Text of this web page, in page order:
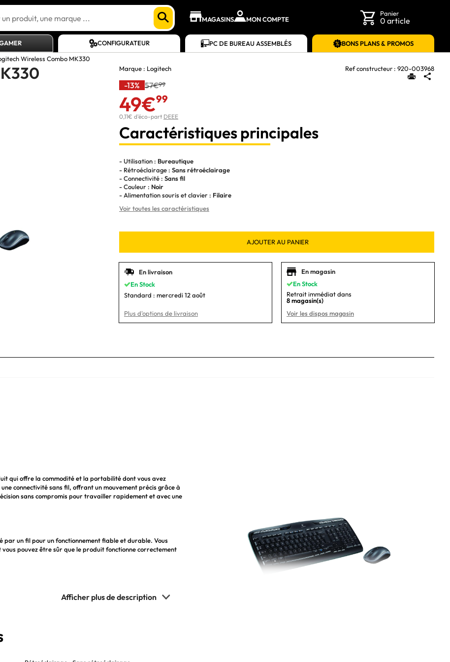
MAGASINS MON COMPTE
Panier
0 article
CONFIGURATEUR PC DE BUREAU ASSEMBLÉS
BONS PLANS & PROMOS
Wireless Combo MK330
Marque : Logitech Ref constructeur : 920-003968
-13% 57€99
49€99
0,11€ d'éco-part DEEE
Caractéristiques principales
- Utilisation : Bureautique
- Rétroéclairage : Sans rétroéclairage
- Connectivité : Sans fil
- Couleur : Noir
- Alimentation souris et clavier : Filaire
Voir toutes les caractéristiques
AJOUTER AU PANIER
En livraison
En Stock
Standard : mercredi 12 août
Plus d'options de livraison
En magasin
En Stock
Retrait immédiat dans
8 magasin(s)
Voir les dispos magasin
qui offre la commodité et la portabilité dont vous avez
connectivité sans fil, offrant un mouvement précis grâce à
sans compromis pour travailler rapidement et avec une
par un fil pour un fonctionnement fiable et durable. Vous
pouvez être sûr que le produit fonctionne correctement
sans fil pour une expérience utilisateur fluide et
et la souris facilement et sans avoir à les débrancher à
technologie de détection de mouvement Laser pour une